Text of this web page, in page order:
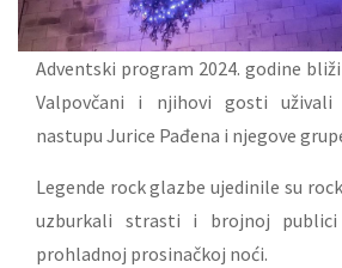
Adventski program 2024. godine
Valpovčani i njihovi gosti uživali
nastupu Jurice Pađena i njegove
Legende rock glazbe ujedinile su
uzburkali strasti i brojnoj
prohladnoj prosinačkoj noći.